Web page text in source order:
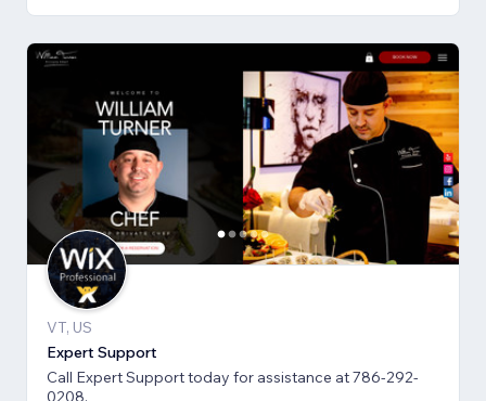
VT, US
Expert Support
Call Expert Support today for assistance at 786-292-
0208.